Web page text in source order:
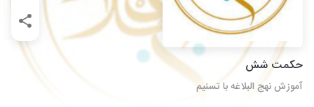
حکمت شش
آموزش نهج البلاغه با تسنیم